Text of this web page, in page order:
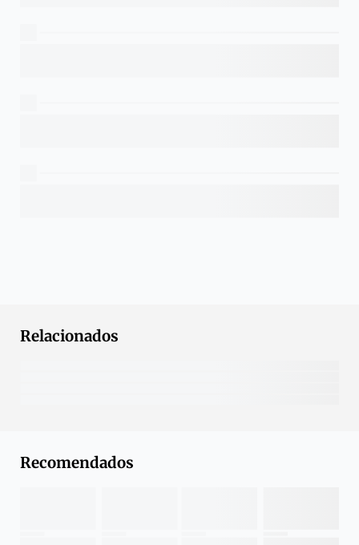
Relacionados
Recomendados